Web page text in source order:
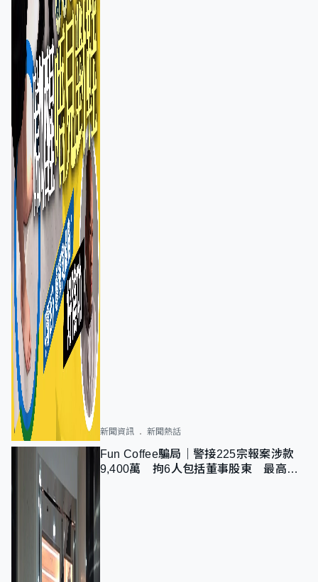
新聞資訊 新聞熱話
Fun Coffee騙局｜警接225宗報案涉款
9,400萬 拘6人包括董事股東 最高金